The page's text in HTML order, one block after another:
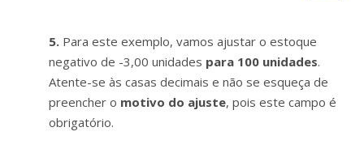
5. Para este exemplo, vamos ajustar o estoque
negativo de -3,00 unidades para 100 unidades.
Atente-se às casas decimais e não se esqueça de
preencher o motivo do ajuste, pois este campo é
obrigatório.